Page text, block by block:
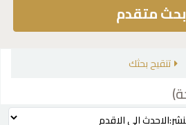
بحث متقدم
تنقيح بحثك